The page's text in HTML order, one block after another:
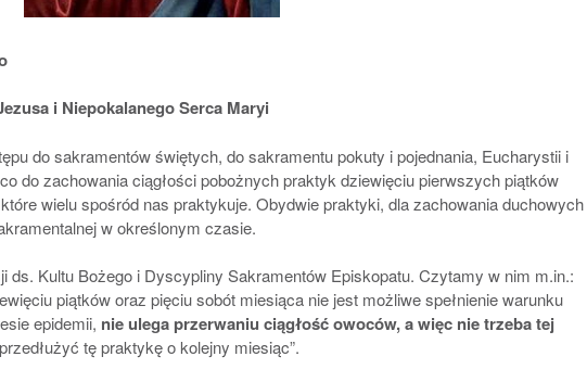
i Niepokalanego Serca Maryi
do sakramentów świętych, do sakramentu pokuty i pojednania, Eucharystii i
do zachowania ciągłości pobożnych praktyk dziewięciu pierwszych piątków
wielu spośród nas praktykuje. Obydwie praktyki, dla zachowania duchowych
w określonym czasie.
ds. Kultu Bożego i Dyscypliny Sakramentów Episkopatu. Czytamy w nim m.in.:
piątków oraz pięciu sobót miesiąca nie jest możliwe spełnienie warunku
epidemii, nie ulega przerwaniu ciągłość owoców, a więc nie trzeba tej
tę praktykę o kolejny miesiąc”.